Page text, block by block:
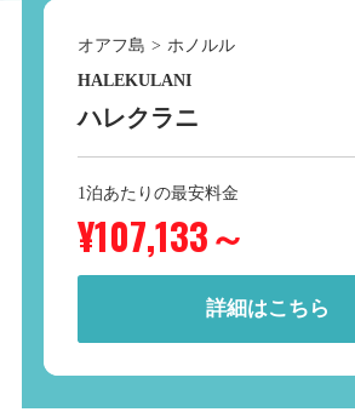
オアフ島 > ホノルル
HALEKULANI
ハレクラニ
1泊あたりの最安料金
¥107,133～
詳細はこちら